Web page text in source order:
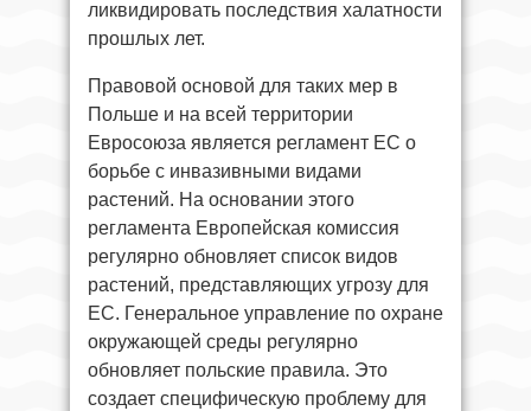
ликвидировать последствия халатности
прошлых лет.
Правовой основой для таких мер в
Польше и на всей территории
Евросоюза является регламент ЕС о
борьбе с инвазивными видами
растений. На основании этого
регламента Европейская комиссия
регулярно обновляет список видов
растений, представляющих угрозу для
ЕС. Генеральное управление по охране
окружающей среды регулярно
обновляет польские правила. Это
создает специфическую проблему для